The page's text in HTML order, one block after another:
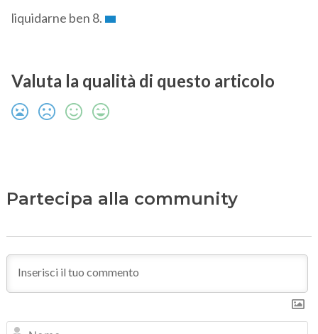
liquidarne ben 8.
Valuta la qualità di questo articolo
Partecipa alla community